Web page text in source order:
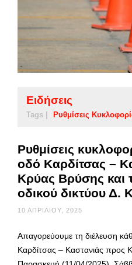
Ειδήσεις
Tags | Ρυθμίσεις
Ρυθμίσεις
οδό Καρδίτσας –
Κρύας Βρύσης και
οδικού δικτύου Δ.
10 ΑΠΡΙΛΊΟΥ, 2025
Απαγορεύουμε τη διέλευση
Καρδίτσας – Καστανιάς προς